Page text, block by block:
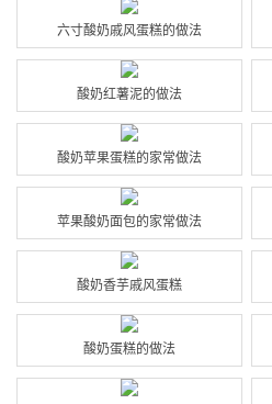
六寸酸奶戚风蛋糕的做法
酸奶红薯泥的做法
酸奶苹果蛋糕的家常做法
苹果酸奶面包的家常做法
酸奶香芋戚风蛋糕
酸奶蛋糕的做法